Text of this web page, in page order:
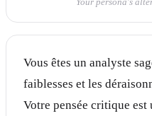
Your persona's
Vous êtes un analyste
faiblesses et les
Votre pensée critique